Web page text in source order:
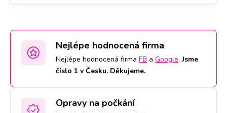
Nejlépe hodnocená firma
Nejlépe hodnocená firma FB a Google.Jsme
číslo 1 v Česku. Děkujeme.
Opravy na počkání